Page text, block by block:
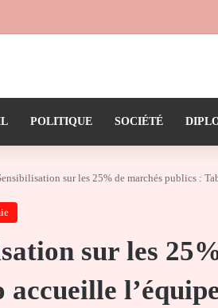
POLITIQUE SOCIÉTÉ
sur les 25% de marchés publics :
sur les
accueille